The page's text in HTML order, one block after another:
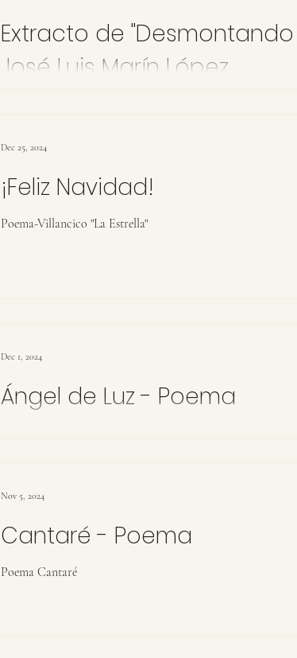
Extracto de
José Luis Marín López
¡Feliz Navidad!
Poema-Villancico "La Estrella"
Dec 25, 2024
Ángel de Luz - Poema
Dec 1, 2024
Cantaré - Poema
Poema Cantaré
Nov 5, 2024